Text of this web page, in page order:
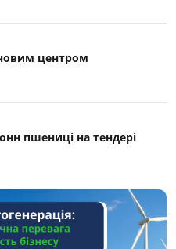
центром
пшениці на тендері